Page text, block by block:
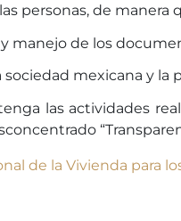
personas, de
manejo de los
mexicana y la
las actividades
de la Vivienda para